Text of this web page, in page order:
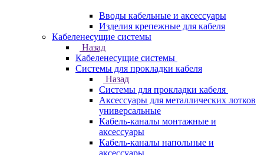
Вводы кабельные и аксессуары
Изделия крепежные для кабеля
Кабеленесущие системы
Назад
Кабеленесущие системы
Системы для прокладки кабеля
Назад
Системы для прокладки кабеля
Аксессуары для металлических лотков
универсальные
Кабель-каналы монтажные и
аксессуары
Кабель-каналы напольные и
аксессуары